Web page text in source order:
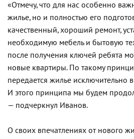
«Отмечу, что для нас особенно
жилье, но и полностью его
качественный, хороший ремонт,
необходимую мебель и бытовую
после получения ключей ребята
новые квартиры. По такому
передается жилье исключительно
И этого принципа мы будем
— подчеркнул Иванов.
О своих впечатлениях от нового